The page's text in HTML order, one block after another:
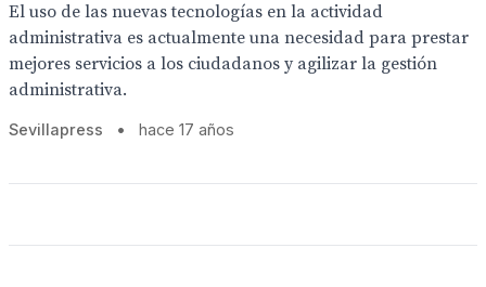
El uso de las nuevas tecnologías en la actividad
administrativa es actualmente una necesidad para prestar
mejores servicios a los ciudadanos y agilizar la gestión
administrativa.
Sevillapress • hace 17 años